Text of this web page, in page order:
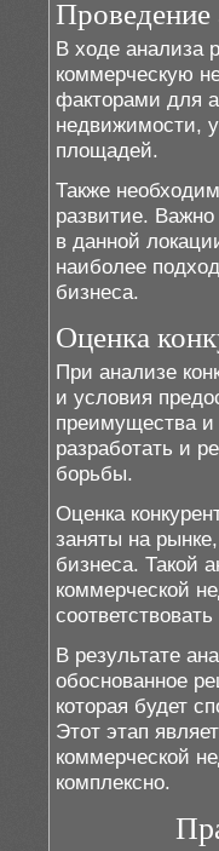
Проведение
В ходе анализа
коммерческую
факторами для
недвижимости,
площадей.
Также
развитие.
в данной
наиболее
бизнеса.
Оценка
При анализе
и условия
преимущества и
разработать и
борьбы.
Оценка
заняты на
бизнеса. Такой
коммерческой
В результате
обоснованное
которая будет
Этот этап
коммерческой
комплексно.